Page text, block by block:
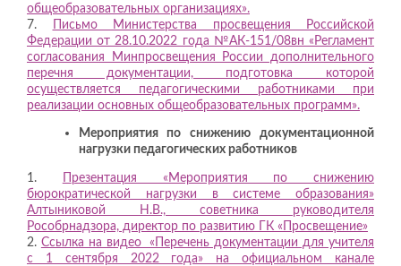
общеобразовательных организациях».
7.
Письмо Министерства просвещения Российской
Федерации от 28.10.2022 года №АК-151/08вн «Регламент
согласования Минпросвещения России дополнительного
перечня документации, подготовка которой
осуществляется педагогическими работниками при
реализации основных общеобразовательных программ».
Мероприятия по снижению документационной
нагрузки педагогических работников
1.
резентация «Мероприятия по снижению
бюрократической нагрузки в системе образования»
Алтыниковой Н.В., советника руководителя
Рособрнадзора, директор по развитию ГК «Просвещение»
2. Ссылка на видео «Перечень документации для учителя
с 1 сентября 2022 года» на официальном канале